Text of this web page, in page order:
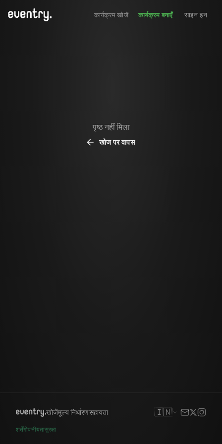
कार्यक्रम खोजें कार्यक्रम बनाएँ साइन इन
पृष्ठ नहीं मिला
खोज पर वापस
खोजेंमूल्य निर्धारणसहायता 🇮🇳
शर्तेंगोपनीयतासुरक्षा